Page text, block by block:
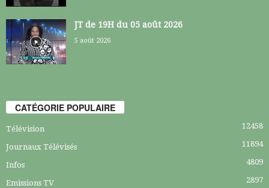
JT de 19H du 05 août 2026
5 août 2026
CATÉGORIE POPULAIRE
Télévision 12458
Journaux Télévisés 11894
Infos 4809
Emissions TV 2897